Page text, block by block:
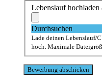
Lebenslauf hochladen
Durchsuchen
Lade deinen Lebenslauf/
hoch. Maximale